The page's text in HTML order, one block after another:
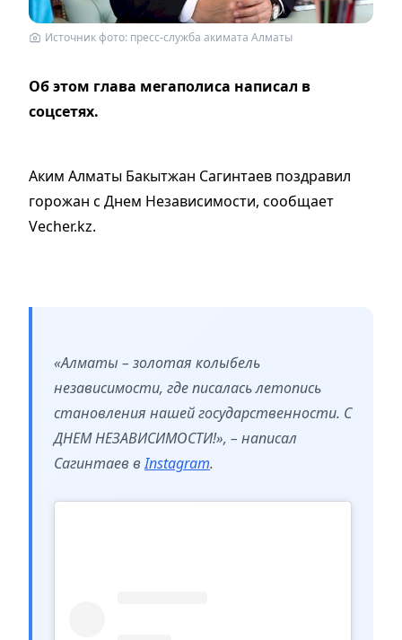
Источник фото: пресс-служба акимата Алматы
Об этом глава мегаполиса написал в
соцсетях.
Аким Алматы Бакытжан Сагинтаев поздравил
горожан с Днем Независимости, сообщает
Vecher.kz.
«Алматы – золотая колыбель
независимости, где писалась летопись
становления нашей государственности. С
ДНЕМ НЕЗАВИСИМОСТИ!», – написал
Сагинтаев вInstagram.